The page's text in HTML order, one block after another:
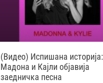
(Видео) Испишана историја:
Мадона и Кајли објавија
заедничка песна